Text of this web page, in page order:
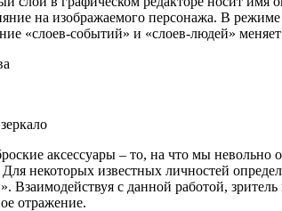
на изображаемого персонажа. В
«слоев-событий» и «слоев-людей»
аксессуары ‒ то, на что мы невольно
некоторых известных личностей
Взаимодействуя с данной работой,
отражение.